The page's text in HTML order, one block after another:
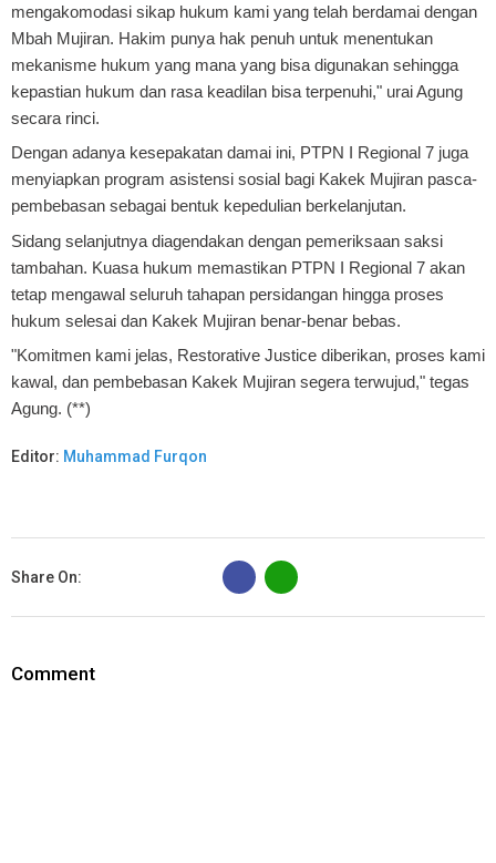
mengakomodasi sikap hukum kami yang telah berdamai dengan
Mbah Mujiran. Hakim punya hak penuh untuk menentukan
mekanisme hukum yang mana yang bisa digunakan sehingga
kepastian hukum dan rasa keadilan bisa terpenuhi," urai Agung
secara rinci.
Dengan adanya kesepakatan damai ini, PTPN I Regional 7 juga
menyiapkan program asistensi sosial bagi Kakek Mujiran pasca-
pembebasan sebagai bentuk kepedulian berkelanjutan.
Sidang selanjutnya diagendakan dengan pemeriksaan saksi
tambahan. Kuasa hukum memastikan PTPN I Regional 7 akan
tetap mengawal seluruh tahapan persidangan hingga proses
hukum selesai dan Kakek Mujiran benar-benar bebas.
"Komitmen kami jelas, Restorative Justice diberikan, proses kami
kawal, dan pembebasan Kakek Mujiran segera terwujud," tegas
Agung. (**)
Editor: Muhammad Furqon
Share On:
B
Comment